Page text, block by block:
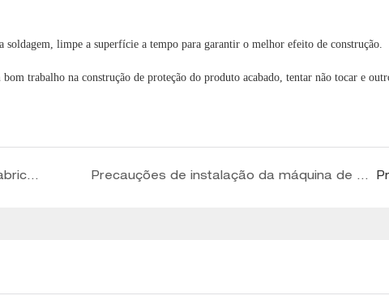
limpe a superfície a tempo para garantir o melhor efeito de construção.
trabalho na construção de proteção do produto acabado, tentar não tocar e
Eficiência de produção da máquina de fabricação de tubos de aço Precauções de instalação da máquina de fabricação de tubos de aço